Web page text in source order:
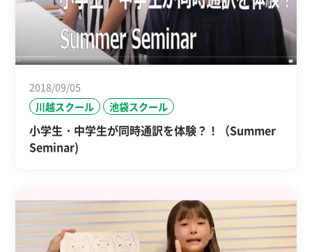
2018/09/05
川越スクール
池袋スクール
小学生・中学生が同時通訳を体験？！（Summer
Seminar)